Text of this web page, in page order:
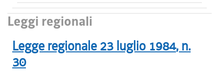
Leggi regionali
Legge regionale 23 luglio 1984, n.
30